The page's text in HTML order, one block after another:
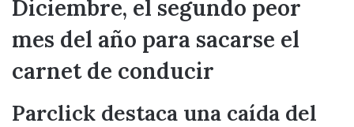
Diciembre, el segundo peor
mes del año para sacarse el
carnet de conducir
Parclick destaca una caída del